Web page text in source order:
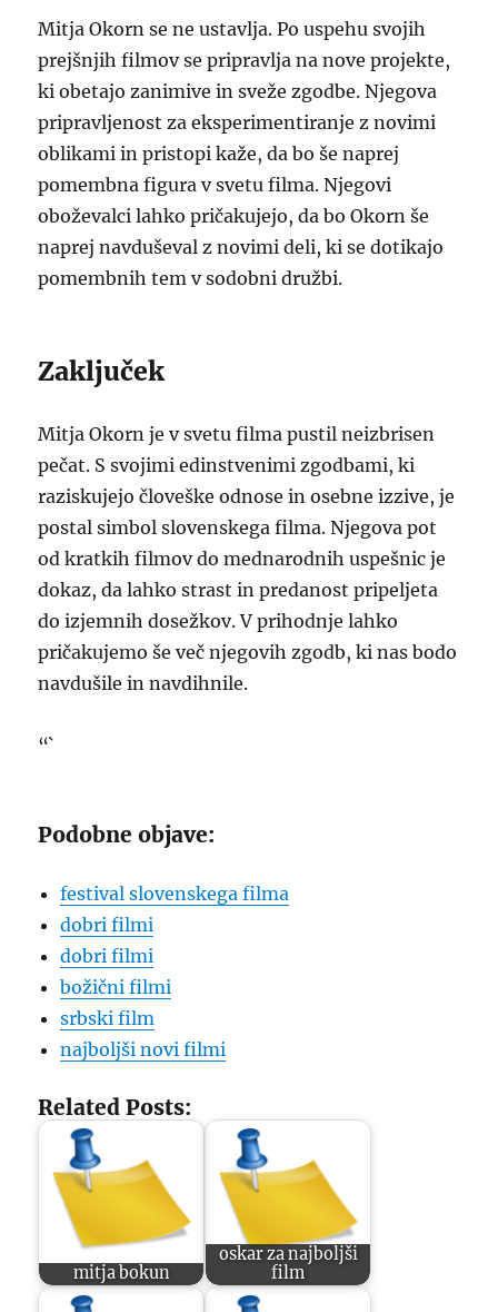
Mitja Okorn se ne ustavlja. Po uspehu svojih
prejšnjih filmov se pripravlja na nove projekte,
ki obetajo zanimive in sveže zgodbe. Njegova
pripravljenost za eksperimentiranje z novimi
oblikami in pristopi kaže, da bo še naprej
pomembna figura v svetu filma. Njegovi
oboževalci lahko pričakujejo, da bo Okorn še
naprej navduševal z novimi deli, ki se dotikajo
pomembnih tem v sodobni družbi.
Zaključek
Mitja Okorn je v svetu filma pustil neizbrisen
pečat. S svojimi edinstvenimi zgodbami, ki
raziskujejo človeške odnose in osebne izzive, je
postal simbol slovenskega filma. Njegova pot
od kratkih filmov do mednarodnih uspešnic je
dokaz, da lahko strast in predanost pripeljeta
do izjemnih dosežkov. V prihodnje lahko
pričakujemo še več njegovih zgodb, ki nas bodo
navdušile in navdihnile.
“`
Podobne objave:
festival slovenskega filma
dobri filmi
dobri filmi
božični filmi
srbski film
najboljši novi filmi
Related Posts:
mitja bokun
oskar za najboljši
film